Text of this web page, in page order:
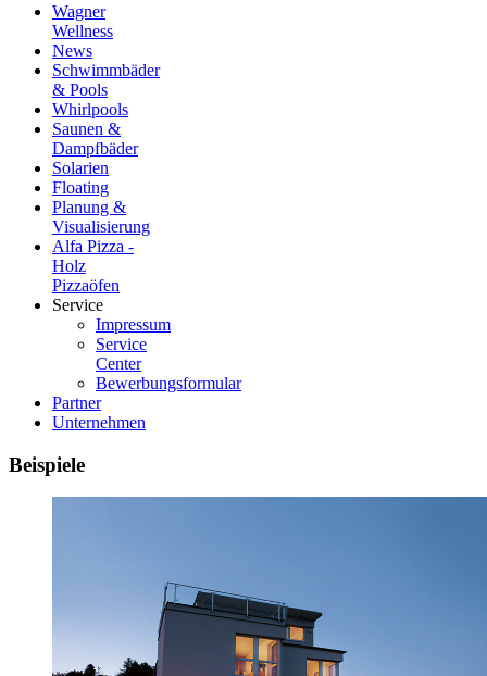
Wagner
Wellness
News
Schwimmbäder
& Pools
Whirlpools
Saunen &
Dampfbäder
Solarien
Floating
Planung &
Visualisierung
Alfa Pizza -
Holz
Pizzaöfen
Service
Impressum
Service
Center
Bewerbungsformular
Partner
Unternehmen
Beispiele